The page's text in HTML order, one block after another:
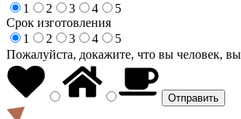
1
2 3 4
5
Срок изготовления
1
2 3 4
5
Пожалуйста, докажите, что вы человек,